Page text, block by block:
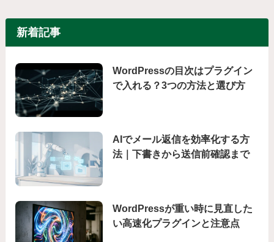
新着記事
WordPressの目次はプラグイン
で入れる？3つの方法と選び方
AIでメール返信を効率化する方
法｜下書きから送信前確認まで
WordPressが重い時に見直した
い高速化プラグインと注意点